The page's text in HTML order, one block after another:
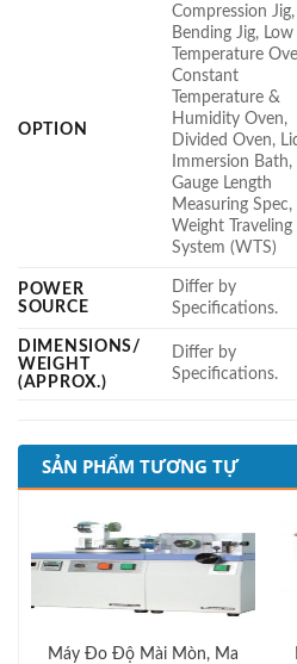
OPTION
Compression Jig,
Bending Jig, Low
Temperature
Constant
Temperature &
Humidity Oven,
Divided Oven,
Immersion Bath,
Gauge Length
Measuring Spec,
Weight Traveling
System (WTS)
POWER
SOURCE
Differ by
Specifications.
DIMENSIONS/
WEIGHT
(APPROX.)
Differ by
Specifications.
SẢN PHẨM TƯƠNG TỰ
Máy Đo Độ Mài Mòn, Ma